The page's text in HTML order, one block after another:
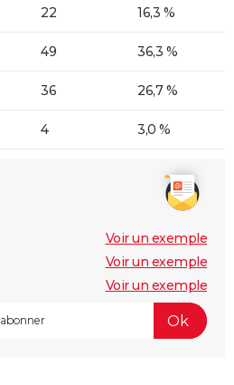
22 16,3 %
49 36,3 %
36 26,7 %
4 3,0 %
Voir un exemple
Voir un exemple
Voir un exemple